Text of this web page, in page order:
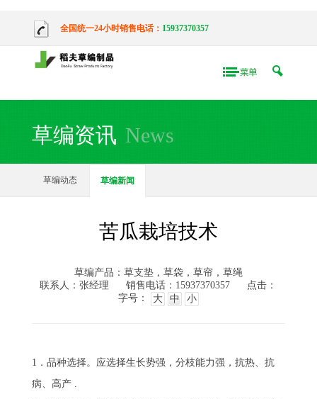
全国统一24小时销售电话： 15937370357
草编资讯 News
草编动态 草编新闻
苦瓜栽培技术
草编产品：草支垫，草袋，草帘，草绳
联系人：张经理
销售电话：15937370357
点击：
字号：
大 中 小
1．品种选择。应选择生长势强，分枝能力强，抗热、抗
病、高产 .